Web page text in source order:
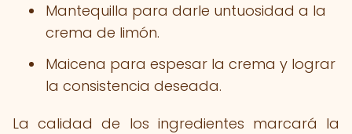
Mantequilla para darle untuosidad a la
crema de limón.
Maicena para espesar la crema y lograr
la consistencia deseada.
La calidad de los ingredientes marcará la